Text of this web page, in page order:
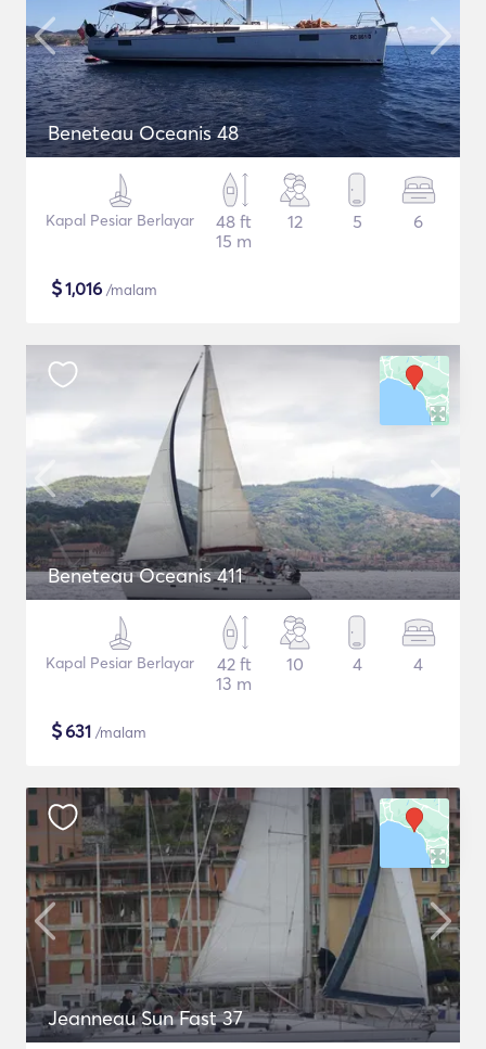
Beneteau Oceanis 48
Kapal Pesiar Berlayar
48 ft
15 m
12 5 6
$1,016 /malam
Beneteau Oceanis 411
Kapal Pesiar Berlayar
42 ft
13 m
10 4 4
$631 /malam
Jeanneau Sun Fast 37